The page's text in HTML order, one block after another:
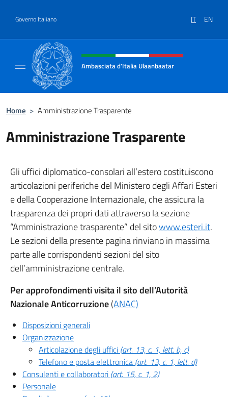
Governo Italiano IT EN
Intestazione sito, social e menù
Ambasciata d'Italia Ulaanbaatar
Home > Amministrazione Trasparente
Amministrazione Trasparente
Gli uffici diplomatico-consolari all’estero costituiscono
articolazioni periferiche del Ministero degli Affari Esteri
e della Cooperazione Internazionale, che assicura la
trasparenza dei propri dati attraverso la sezione
“Amministrazione trasparente” del sitowww.esteri.it.
Le sezioni della presente pagina rinviano in massima
parte alle corrispondenti sezioni del sito
dell’amministrazione centrale.
Per approfondimenti visita il sito dell’Autorità
Nazionale Anticorruzione(ANAC)
Disposizioni generali
Organizzazione
Articolazione degli uffici (art. 13, c. 1, lett. b, c)
Telefono e posta elettronica (art. 13, c. 1, lett. d)
Consulenti e collaboratori (art. 15, c. 1, 2)
Personale